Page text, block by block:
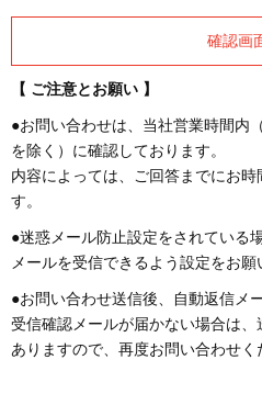
【 ご注意とお願い 】
●お問い合わせは、当社営業時間内
を除く）に確認しております。
内容によっては、ご回答までにお
す。
●迷惑メール防止設定をされている
メールを受信できるよう設定をお願
●お問い合わせ送信後、自動返信メ
受信確認メールが届かない場合は
ありますので、再度お問い合わせく